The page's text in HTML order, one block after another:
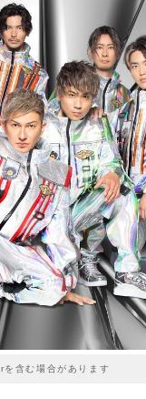
を含む場合があります